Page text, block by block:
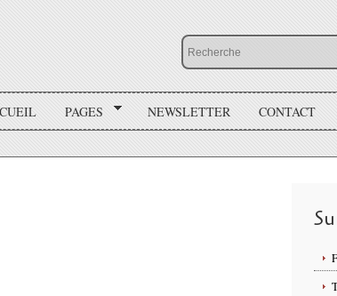
PAGES NEWSLETTER CONTACT